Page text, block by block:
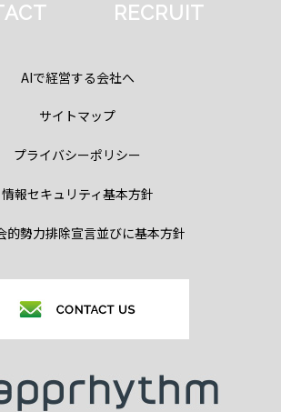
RECRUIT
AIで経営する会社へ
サイトマップ
プライバシーポリシー
情報セキュリティ基本方針
的勢力排除宣言並びに基本方針